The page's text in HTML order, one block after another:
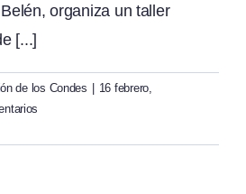
organiza un taller
[...]
de los Condes
16 febrero,